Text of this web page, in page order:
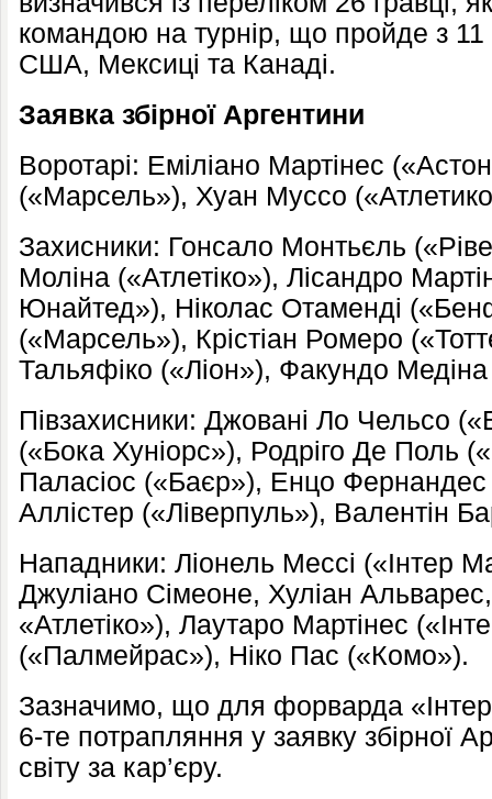
командою на турнір, що пройде з
США, Мексиці та Канаді.
Заявка збірної Аргентини
Воротарі: Еміліано Мартінес
(«Марсель»), Хуан Муссо
Захисники: Гонсало Монтьєль
Моліна («Атлетіко»), Лісандро
Юнайтед»), Ніколас Отаменді
(«Марсель»), Крістіан Ромеро
Тальяфіко («Ліон»), Факундо
Півзахисники: Джовані Ло Чельсо
(«Бока Хуніорс»), Родріго Де Поль
Паласіос («Баєр»), Енцо Фернандес
Аллістер («Ліверпуль»), Валентін
Нападники: Ліонель Мессі («Інтер
Джуліано Сімеоне, Хуліан
«Атлетіко»), Лаутаро Мартінес
(«Палмейрас»), Ніко Пас («Комо»).
Зазначимо, що для форварда
6-те потрапляння у заявку збірної
світу за кар’єру.